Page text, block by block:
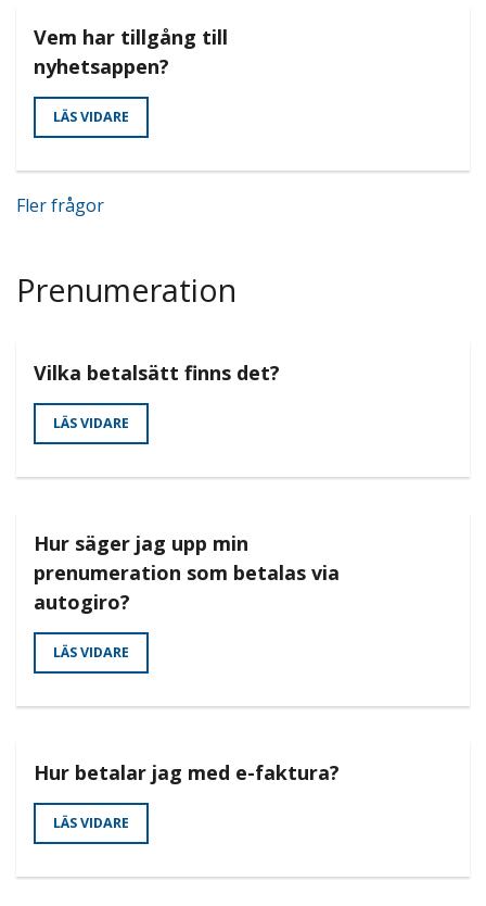
Vem har tillgång till
nyhetsappen?
LÄS VIDARE
Fler frågor
Prenumeration
Vilka betalsätt finns det?
LÄS VIDARE
Hur säger jag upp min
prenumeration som betalas via
autogiro?
LÄS VIDARE
Hur betalar jag med e-faktura?
LÄS VIDARE